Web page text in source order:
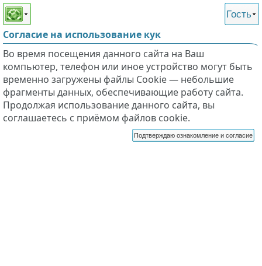
Этот сайт поддерживает
слабовидящих
Гость
Согласие на использование кук
Во время посещения данного сайта на Ваш
компьютер, телефон или иное устройство могут быть
временно загружены файлы Cookie — небольшие
фрагменты данных, обеспечивающие работу сайта.
Продолжая использование данного сайта, вы
соглашаетесь с приёмом файлов cookie.
Подтверждаю ознакомление и согласие